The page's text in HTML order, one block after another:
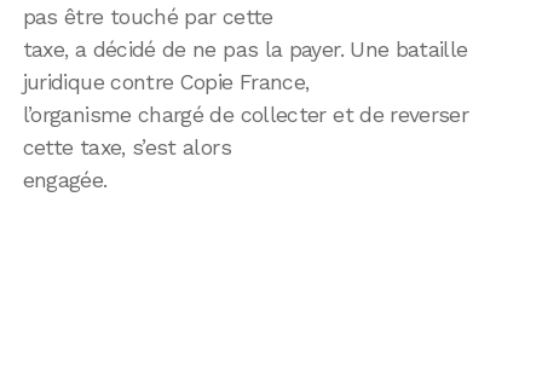
pas être touché par cette
taxe, a décidé de ne pas la payer. Une bataille
juridique contre Copie France,
l’organisme chargé de collecter et de reverser
cette taxe, s’est alors
engagée.